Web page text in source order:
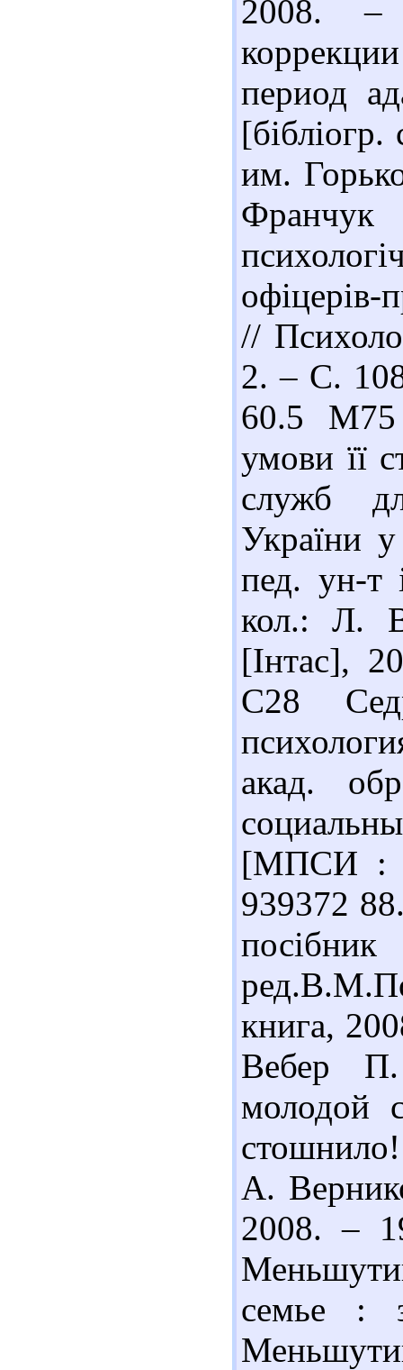
2008. –
период
им.
Франчук
//
2. – С.
60.5 М75
умови її
служб
України
пед. ун-т
кол.: Л.
[Інтас],
С28
акад.
[МПСИ :
939372
книга,
Вебер
молодой
А.
2008. –
семье :